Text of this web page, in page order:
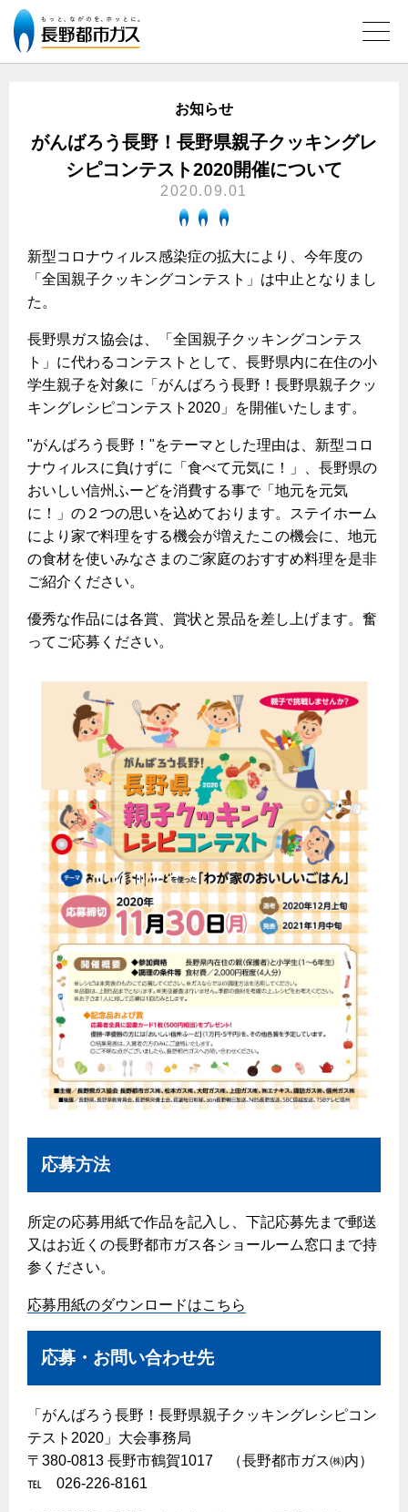
ガス料金について
料金メニュー
家庭用選択約款
クレジットカードによるお支払い
払込書による窓口でのお支払い
検針について
原料費調整制度について
こんなときは
ガスくさいとき・警報器が鳴ったとき
ガスメーターの復帰方法
地震のとき
ガス給湯器・風呂釜の凍結予防方法
ガス工事について
ガス工事に関する約款・委託要件・内管工事見積単価表
新しく都市ガスをご利用したい方へ
道路・敷地内で工事をされる皆さまへ
ガスを安全にお使いいただくために
安全対策
ガスメーターの役割と安全機能
古くなったガス管の交換のおすすめ
正しい接続で安全に
長期使用製品安全点検制度について
換気と給排気設備の注意点
保安体制
保安体制について
ガス設備安全点検について
各種手続き
お引越しのときには
ガス使用開始のご案内
ガス使用停止のご案内
設備別に比較する
ガスコンロとIHクッキングヒーターの比較
安全性
調理性
清掃性
ガス給湯器とエコキュートの比較
経済性
ライフスタイルの変化に対応するエコジョーズ
ガス・電気併用住宅とオール電化住宅の比較
経済性、環境性、創エネ
ライフステージ別に比較する
40代～50代
プロパンガスから都市ガスへの切り替え
都市ガス切り替えのメリット
導入事例
都市ガス切り替え事例
ガスコンロ
最新ガスコンロの実力
グリル活用法
コンロの取替えは
レンジフード
レンジフード
オーブン・炊飯器
炊飯器
警報器
バスルーム
エコジョーズ
浴室暖房乾燥機・脱衣室
ミストサウナ
衣類乾燥機
リビング
ガスファンヒーター
ガス温水床暖房・ルームヒーター
私たちのリフォーム
キッチンをリフォーム
バスルームをリフォーム
サニタリーをリフォーム
その他をリフォーム
リフォーム事例紹介
3つのあんしん宣言
テレビCM
スタッフ
リフォームの流れ
補助金について
リフォームのお知らせ
ショールーム
リフォームについてのお問い合わせ
長野都市ガスのでんきのポイント
電気料金 長野都市ガスでんきプラン
都市ガスでんき 従量電灯Ｂ
都市ガスでんき 従量電灯Ｃ
都市ガスでんき 低圧電力
電気料金の計算について
ご請求とお支払い
電気料金のシミュレーション
ご契約・お手続き
お申込み
停電時の対応
よくあるご質問
Chef Ropia's JOYFUL CUISINE
ヤミーのレシピ帖
食育活動について
エコ・クッキング
料理教室レンタル
法人のお客様へ
お問合わせ・資料請求 ショールーム
情報誌 企業情報
採用情報
お知らせ
がんばろう長野！長野県親子クッキングレ
シピコンテスト2020開催について
2020.09.01
新型コロナウィルス感染症の拡大により、今年度の
「全国親子クッキングコンテスト」は中止となりまし
た。
長野県ガス協会は、「全国親子クッキングコンテス
ト」に代わるコンテストとして、長野県内に在住の小
学生親子を対象に「がんばろう長野！長野県親子クッ
キングレシピコンテスト2020」を開催いたします。
"がんばろう長野！"をテーマとした理由は、新型コロ
ナウィルスに負けずに「食べて元気に！」、長野県の
おいしい信州ふーどを消費する事で「地元を元気
に！」の２つの思いを込めております。ステイホーム
により家で料理をする機会が増えたこの機会に、地元
の食材を使いみなさまのご家庭のおすすめ料理を是非
ご紹介ください。
優秀な作品には各賞、賞状と景品を差し上げます。奮
ってご応募ください。
応募方法
所定の応募用紙で作品を記入し、下記応募先まで郵送
又はお近くの長野都市ガス各ショールーム窓口まで持
参ください。
応募用紙のダウンロードはこちら
応募・お問い合わせ先
「がんばろう長野！長野県親子クッキングレシピコン
テスト2020」大会事務局
〒380-0813 長野市鶴賀1017 （長野都市ガス㈱内）
℡ 026-226-8161